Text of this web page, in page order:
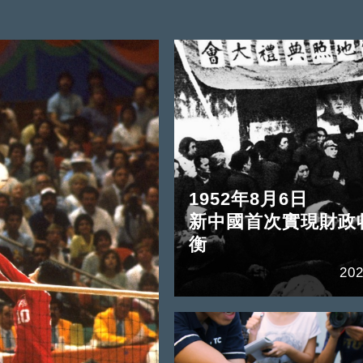
1952年8月6日
新中國首次實現財政
衡